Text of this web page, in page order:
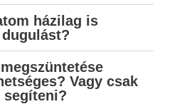
házilag is
Vagy csak
segíteni?